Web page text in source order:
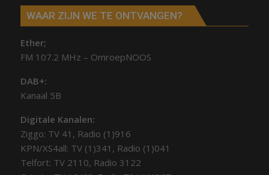
WAAR ZIJN WE TE ONTVANGEN?
Ether;
FM 107.2 MHz – OmroepNOOS
DAB+:
Kanaal 5B
Digitale Kanalen:
Ziggo: TV 41, Radio (1)916
KPN/XS4all: TV (1)341, Radio (1)041
Telfort: TV 2110, Radio 3122